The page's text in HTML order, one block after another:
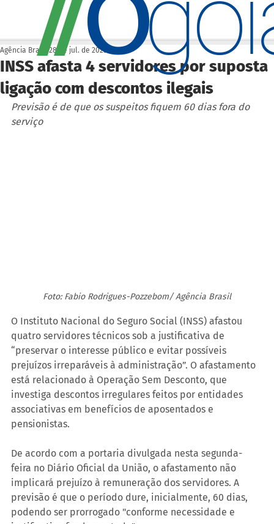
INSS afasta 4 servidores por suposta
ligação com descontos ilegais
Agência Brasil 28 de jul. de 2025
Previsão é de que os suspeitos fiquem 60 dias fora do
serviço
Foto: Fabio Rodrigues-Pozzebom/ Agência Brasil
O Instituto Nacional do Seguro Social (INSS) afastou
quatro servidores técnicos sob a justificativa de
“preservar o interesse público e evitar possíveis
prejuízos irreparáveis à administração”. O afastamento
está relacionado à Operação Sem Desconto, que
investiga descontos irregulares feitos por entidades
associativas em benefícios de aposentados e
pensionistas.
De acordo com a portaria divulgada nesta segunda-
feira no Diário Oficial da União, o afastamento não
implicará prejuízo à remuneração dos servidores. A
previsão é que o período dure, inicialmente, 60 dias,
podendo ser prorrogado "conforme necessidade e